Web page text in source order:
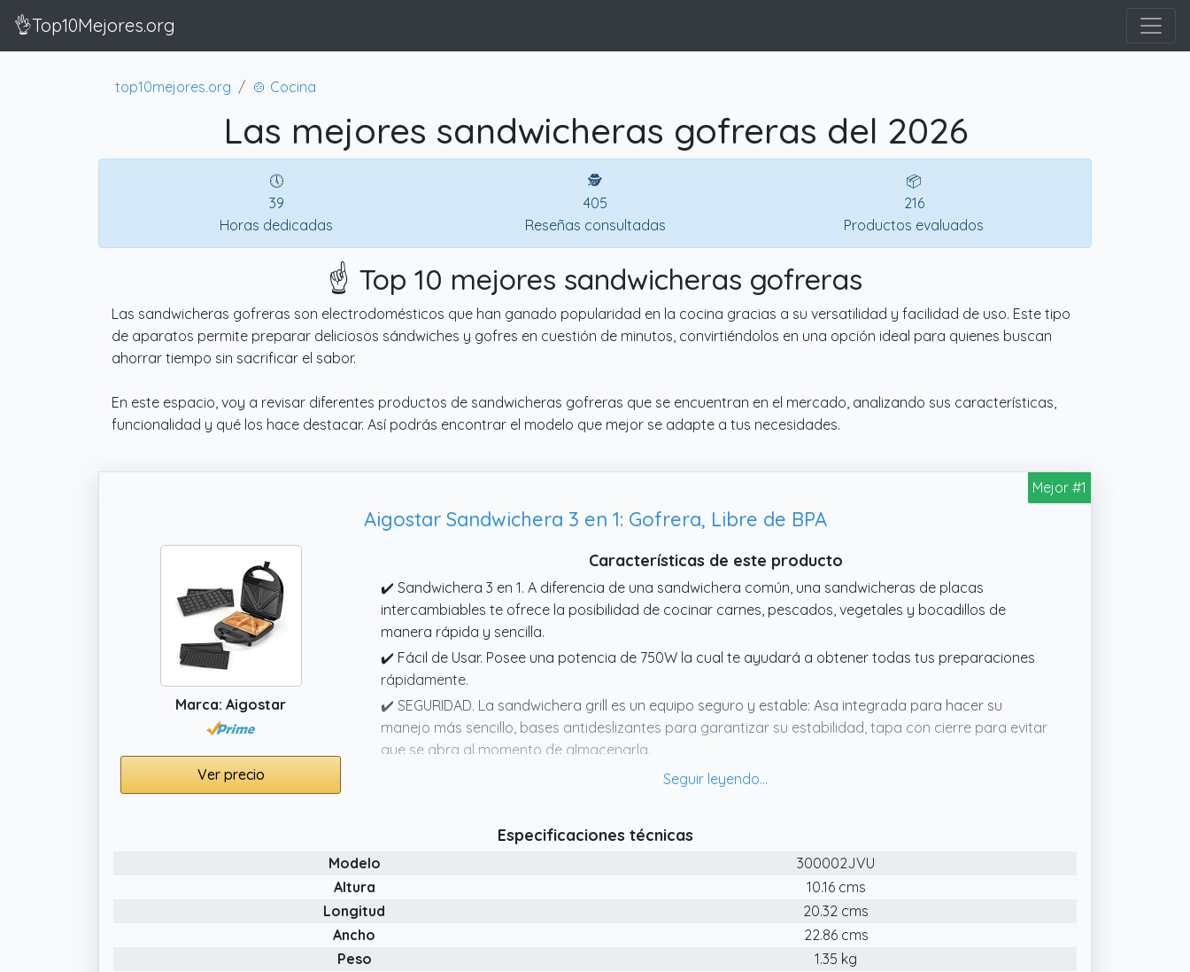
👌Top10Mejores.org
top10mejores.org 🍲 Cocina
Las mejores sandwicheras gofreras del 2026
🕔
39
Horas dedicadas
🕵
405
Reseñas consultadas
📦
216
Productos evaluados
☝️ Top 10 mejores sandwicheras gofreras
Las sandwicheras gofreras son electrodomésticos que han ganado popularidad en la cocina gracias a su versatilidad y facilidad de uso. Este tipo
de aparatos permite preparar deliciosos sándwiches y gofres en cuestión de minutos, convirtiéndolos en una opción ideal para quienes buscan
ahorrar tiempo sin sacrificar el sabor.
En este espacio, voy a revisar diferentes productos de sandwicheras gofreras que se encuentran en el mercado, analizando sus características,
funcionalidad y qué los hace destacar. Así podrás encontrar el modelo que mejor se adapte a tus necesidades.
Mejor #1
Aigostar Sandwichera 3 en 1: Gofrera, Libre de BPA
Marca: Aigostar
Ver precio
Características de este producto
✔️ Sandwichera 3 en 1. A diferencia de una sandwichera común, una sandwicheras de placas
intercambiables te ofrece la posibilidad de cocinar carnes, pescados, vegetales y bocadillos de
manera rápida y sencilla.
✔️ Fácil de Usar. Posee una potencia de 750W la cual te ayudará a obtener todas tus preparaciones
rápidamente.
✔️ SEGURIDAD. La sandwichera grill es un equipo seguro y estable: Asa integrada para hacer su
manejo más sencillo, bases antideslizantes para garantizar su estabilidad, tapa con cierre para evitar
que se abra al momento de almacenarla.
✔️ Fácil de Limpiar. La Sandwichera 3 en 1 Aigostar Rubik se encuentra fabricada de aluminio y PF lo
en contacto con nosotros y estaremos encantados de ayudarle.
Especificaciones técnicas
Modelo
300002JVU
Altura
10.16 cms
Longitud
20.32 cms
Ancho
22.86 cms
Peso
1.35 kg